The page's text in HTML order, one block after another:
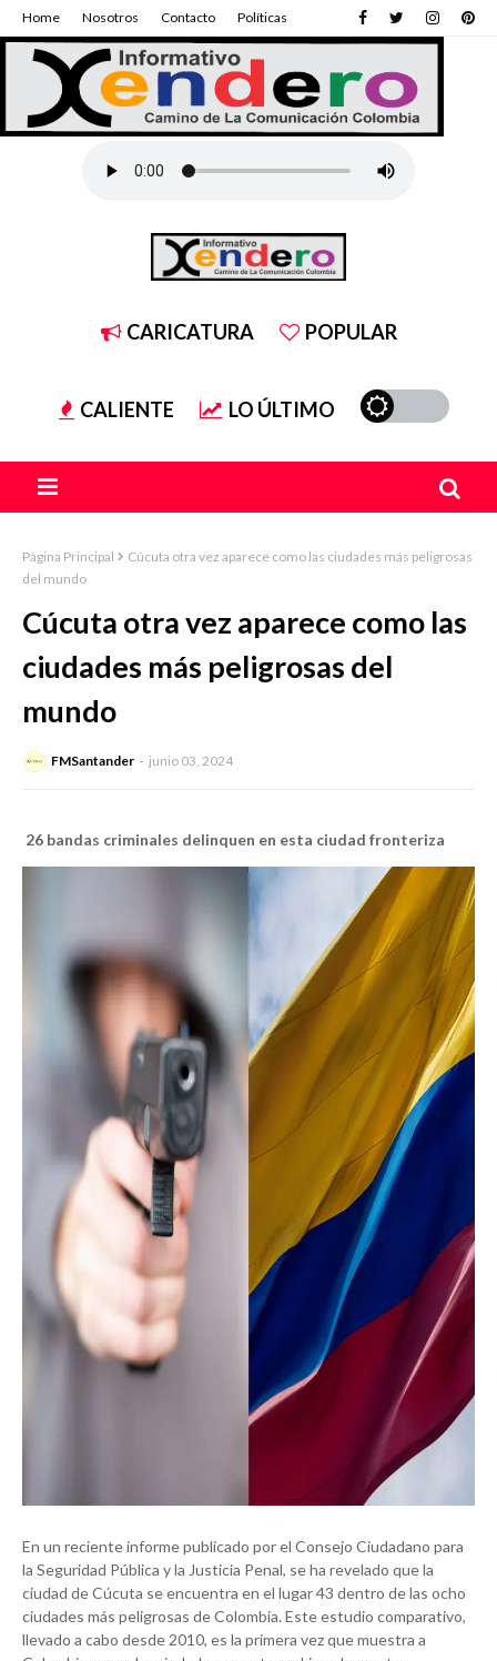
Home Nosotros Contacto Políticas
CARICATURA POPULAR
CALIENTE LO ÚLTIMO
Página Principal
Cúcuta otra vez aparece como las ciudades más peligrosas
del mundo
Cúcuta otra vez aparece como las
ciudades más peligrosas del
mundo
FMSantander junio 03, 2024
26 bandas criminales delinquen en esta ciudad fronteriza
En un reciente informe publicado por el Consejo Ciudadano para
la Seguridad Pública y la Justicia Penal, se ha revelado que la
ciudad de Cúcuta se encuentra en el lugar 43 dentro de las ocho
ciudades más peligrosas de Colombia. Este estudio comparativo,
llevado a cabo desde 2010, es la primera vez que muestra a